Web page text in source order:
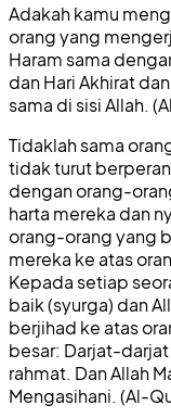
Adakah kamu
orang yang
Haram sama
dan Hari Akhirat
sama di sisi Allah.
Tidaklah sama
tidak turut
dengan orang-
harta mereka dan
orang-orang yang
mereka ke atas
Kepada setiap
baik (syurga) dan
berjihad ke atas
besar: Darjat-
rahmat. Dan Allah
Mengasihani. (Al-